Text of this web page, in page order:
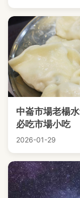
中崙市場老楊
必吃市場小吃
2026-01-29